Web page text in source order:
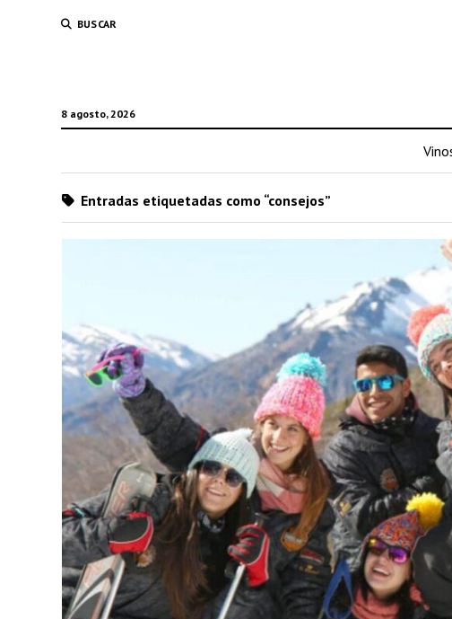
BUSCAR
8 agosto, 2026
Entradas etiquetadas como “consejos”